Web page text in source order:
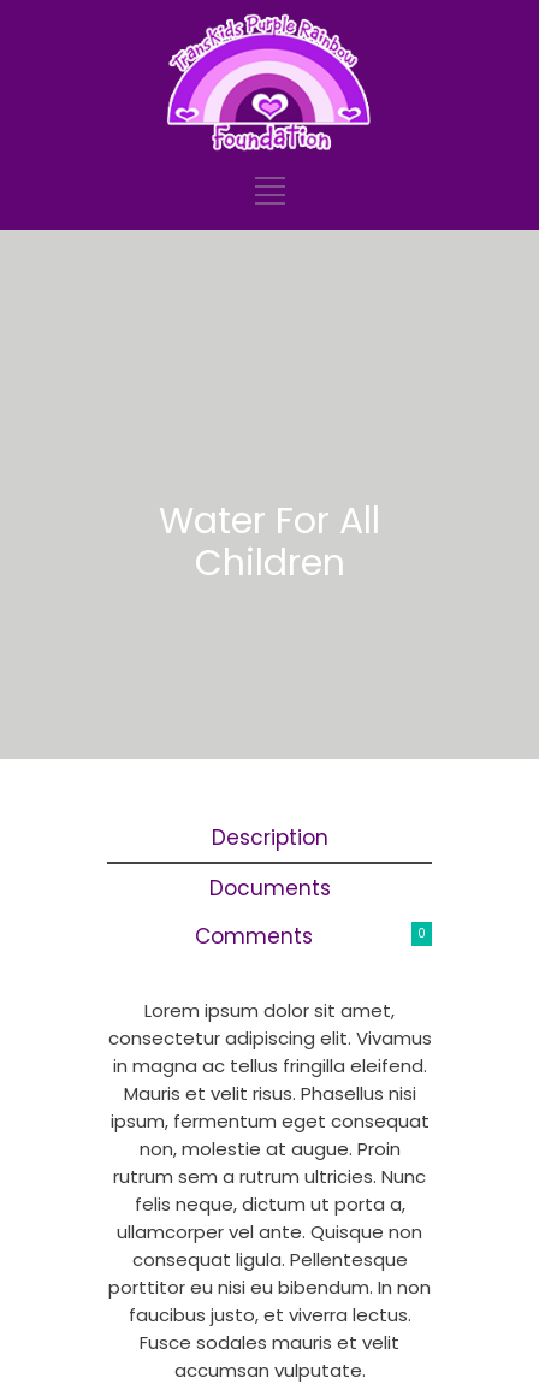
Water For All
Children
Description
Documents
Comments
0
Lorem ipsum dolor sit amet,
consectetur adipiscing elit. Vivamus
in magna ac tellus fringilla eleifend.
Mauris et velit risus. Phasellus nisi
ipsum, fermentum eget consequat
non, molestie at augue. Proin
rutrum sem a rutrum ultricies. Nunc
felis neque, dictum ut porta a,
ullamcorper vel ante. Quisque non
consequat ligula. Pellentesque
porttitor eu nisi eu bibendum. In non
faucibus justo, et viverra lectus.
Fusce sodales mauris et velit
accumsan vulputate.